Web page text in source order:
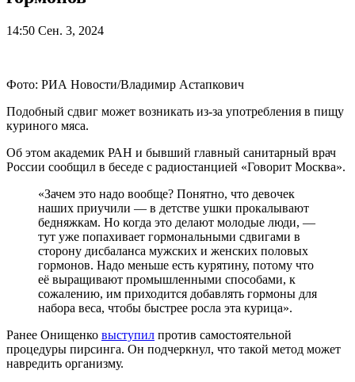
14:50 Сен. 3, 2024
Фото: РИА Новости/Владимир Астапкович
Подобный сдвиг может возникать из-за употребления в пищу
куриного мяса.
Об этом академик РАН и бывший главный санитарный врач
России сообщил в беседе с радиостанцией «Говорит Москва».
«Зачем это надо вообще? Понятно, что девочек
наших приучили — в детстве ушки прокалывают
бедняжкам. Но когда это делают молодые люди, —
тут уже попахивает гормональными сдвигами в
сторону дисбаланса мужских и женских половых
гормонов. Надо меньше есть курятину, потому что
её выращивают промышленными способами, к
сожалению, им приходится добавлять гормоны для
набора веса, чтобы быстрее росла эта курица».
Ранее Онищенко выступил против самостоятельной
процедуры пирсинга. Он подчеркнул, что такой метод может
навредить организму.